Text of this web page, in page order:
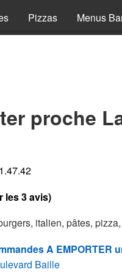
Pizzas Menus
proche
les 3 avis)
italien, pâtes,
A EMPORTER
Baille